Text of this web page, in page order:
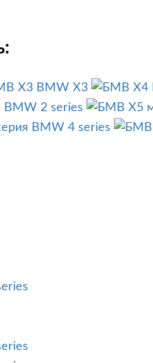
BMW X3
BMW 2 series
BMW 4 series